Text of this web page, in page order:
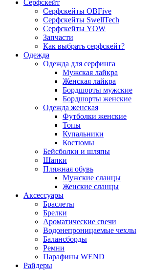
Серфскейт
Серфскейты OBFive
Серфскейты SwellTech
Серфскейты YOW
Запчасти
Как выбрать серфскейт?
Одежда
Одежда для серфинга
Мужская лайкра
Женская лайкра
Бордшорты мужские
Бордшорты женские
Одежда женская
Футболки женские
Топы
Купальники
Костюмы
Бейсболки и шляпы
Шапки
Пляжная обувь
Мужские сланцы
Женские сланцы
Аксессуары
Браслеты
Брелки
Ароматические свечи
Водонепроницаемые чехлы
Балансборды
Ремни
Парафины WEND
Райдеры